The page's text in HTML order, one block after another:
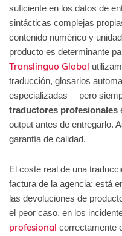
suficiente en los datos de
sintácticas complejas
contenido numérico y
producto es determinante
Translinguo Global
traducción, glosarios
especializadas— pero
traductores profesionales
output antes de entregarlo.
garantía de calidad.
El coste real de una
factura de la agencia: está
las devoluciones de
el peor caso, en los
profesional correctamente